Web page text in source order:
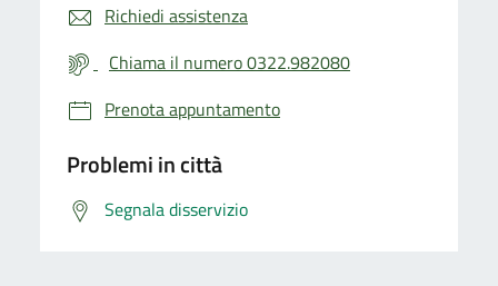
Richiedi assistenza
Chiama il numero 0322.982080
Prenota appuntamento
Problemi in città
Segnala disservizio